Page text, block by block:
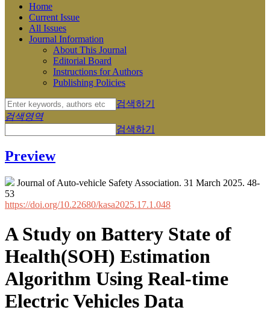
Home
Current Issue
All Issues
Journal Information
About This Journal
Editorial Board
Instructions for Authors
Publishing Policies
검색하기
검색영역
검색하기
Preview
Journal of Auto-vehicle Safety Association. 31 March 2025. 48-
53
https://doi.org/10.22680/kasa2025.17.1.048
A Study on Battery State of
Health(SOH) Estimation
Algorithm Using Real-time
Electric Vehicles Data